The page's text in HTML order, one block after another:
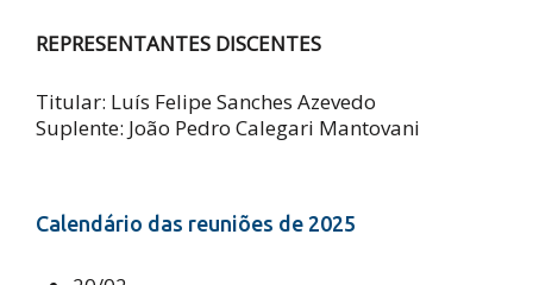
REPRESENTANTES DISCENTES
Titular: Luís Felipe Sanches Azevedo
Suplente: João Pedro Calegari Mantovani
Calendário das reuniões de 2025